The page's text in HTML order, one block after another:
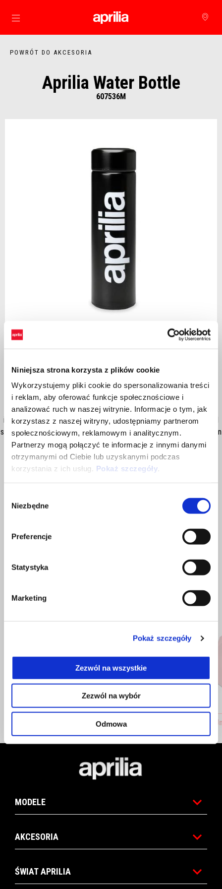
Niniejsza strona korzysta z plików cookie
Wykorzystujemy pliki cookie do spersonalizowania treści
i reklam, aby oferować funkcje społecznościowe i
analizować ruch w naszej witrynie. Informacje o tym, jak
korzystasz z naszej witryny, udostępniamy partnerom
społecznościowym, reklamowym i analitycznym.
Partnerzy mogą połączyć te informacje z innymi danymi
otrzymanymi od Ciebie lub uzyskanymi podczas
korzystania z ich usług. Pokaż szczegóły.
zgody
Niezbędne
Preferencje
Statystyka
Marketing
Pokaż szczegóły
Zezwól na wszystkie
Zezwól na wybór
Odmowa
Idź do strony głównej
POWRÓT DO AKCESORIA
Aprilia Water Bottle
607536M
BLACK
Item
2
Black
Double layer thermal bottle in steel Material: stainless steel with tea
infuser. 425 ml. Product size: Size: Ø6X22.5CM Customization: Round
screen printing 1 color 130x150mm - Hantgag + hologram + application
- CMYK box
Aprilia
MODELE
AKCESORIA
ŚWIAT APRILIA